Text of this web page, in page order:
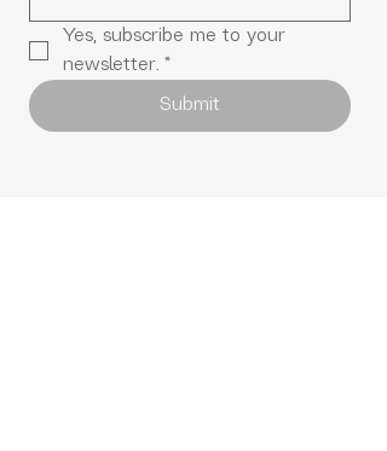
Yes, subscribe me to your
newsletter. *
Submit